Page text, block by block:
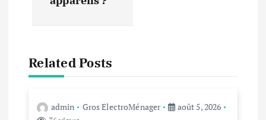
o
Related Posts
admin Gros ElectroMénager
août 5, 2026